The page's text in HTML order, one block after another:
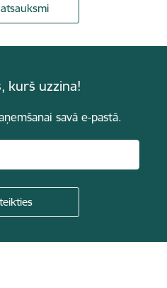
kurš uzzina!
savā e-pastā.